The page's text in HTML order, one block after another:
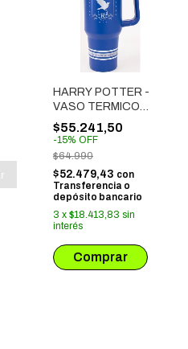
HARRY POTTER -
VASO TERMICO
QUENCHER
RAVENCLAW
$55.241,50
-15% OFF
$64.990
$52.479,43 con
Transferencia o
depósito bancario
3 x $18.413,83 sin
interés